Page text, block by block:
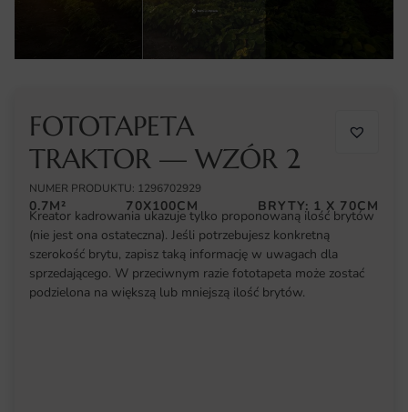
FOTOTAPETA
TRAKTOR — WZÓR 2
NUMER PRODUKTU: 1296702929
0.7M² 70X100CM BRYTY: 1 X 70CM
Kreator kadrowania ukazuje tylko proponowaną ilość brytów
(nie jest ona ostateczna). Jeśli potrzebujesz konkretną
szerokość brytu, zapisz taką informację w uwagach dla
sprzedającego. W przeciwnym razie fototapeta może zostać
podzielona na większą lub mniejszą ilość brytów.